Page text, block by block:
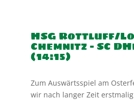
HSG Rottluff/
Chemnitz – SC
(14:15)
Zum Auswärtsspiel am
wir nach langer Zeit